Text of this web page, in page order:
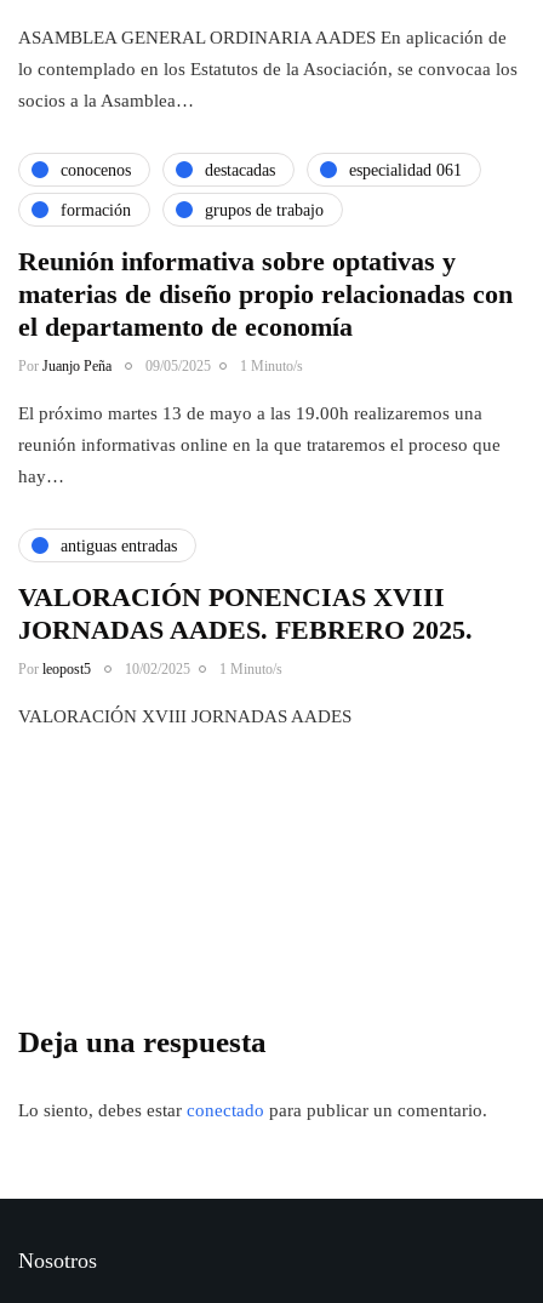
ASAMBLEA GENERAL ORDINARIA AADES En aplicación de
lo contemplado en los Estatutos de la Asociación, se convocaa los
socios a la Asamblea…
conocenos destacadas especialidad 061
formación grupos de trabajo
Reunión informativa sobre optativas y
materias de diseño propio relacionadas con
el departamento de economía
Por Juanjo Peña 09/05/2025 1 Minuto/s
El próximo martes 13 de mayo a las 19.00h realizaremos una
reunión informativas online en la que trataremos el proceso que
hay…
antiguas entradas
VALORACIÓN PONENCIAS XVIII
JORNADAS AADES. FEBRERO 2025.
Por leopost5 10/02/2025 1 Minuto/s
VALORACIÓN XVIII JORNADAS AADES
Deja una respuesta
Lo siento, debes estar conectado para publicar un comentario.
Nosotros